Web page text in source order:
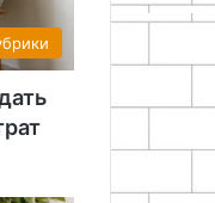
как
больших